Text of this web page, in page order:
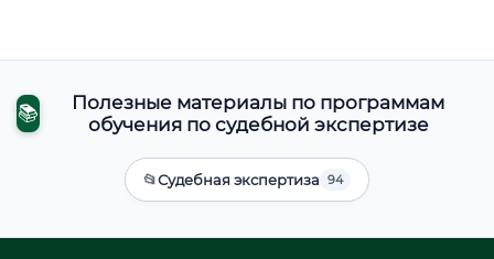
📚
Полезные материалы по программам
обучения по судебной экспертизе
📂Судебная экспертиза 94